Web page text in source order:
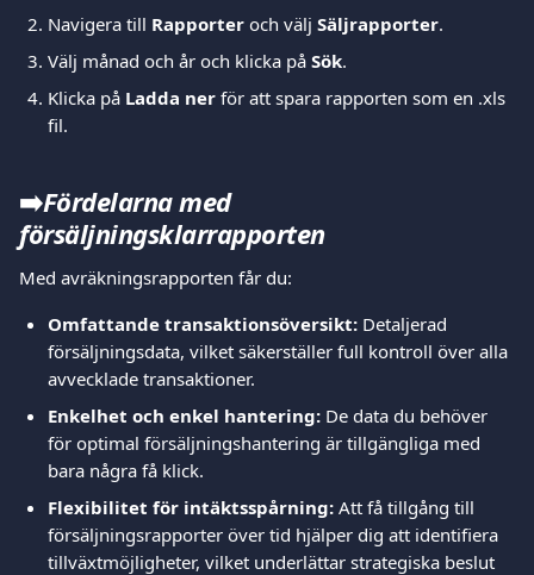
Navigera till Rapporter och välj Säljrapporter.
Välj månad och år och klicka på Sök.
Klicka på Ladda ner för att spara rapporten som en .xls
fil.
➡️Fördelarna med
försäljningsklarrapporten
Med avräkningsrapporten får du:
Omfattande transaktionsöversikt: Detaljerad
försäljningsdata, vilket säkerställer full kontroll över alla
avvecklade transaktioner.
Enkelhet och enkel hantering: De data du behöver
för optimal försäljningshantering är tillgängliga med
bara några få klick.
Flexibilitet för intäktsspårning: Att få tillgång till
försäljningsrapporter över tid hjälper dig att identifiera
tillväxtmöjligheter, vilket underlättar strategiska beslut